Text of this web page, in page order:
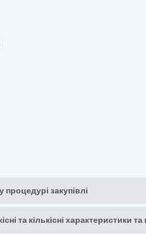
процедурі закупівлі
та кількісні характеристики